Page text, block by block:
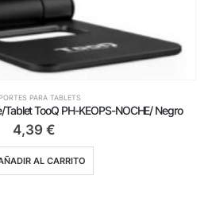
PARA TABLETS
TooQ PH-KEOPS-NOCHE/ Negro
4,39 €
AL CARRITO